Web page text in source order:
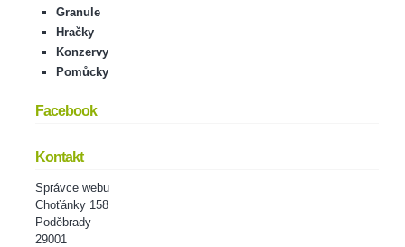
Granule
Hračky
Konzervy
Pomůcky
Facebook
Kontakt
Správce webu
Choťánky 158
Poděbrady
29001